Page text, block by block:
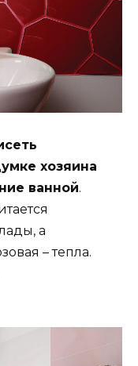
хозяина
ванной.
а
– тепла.